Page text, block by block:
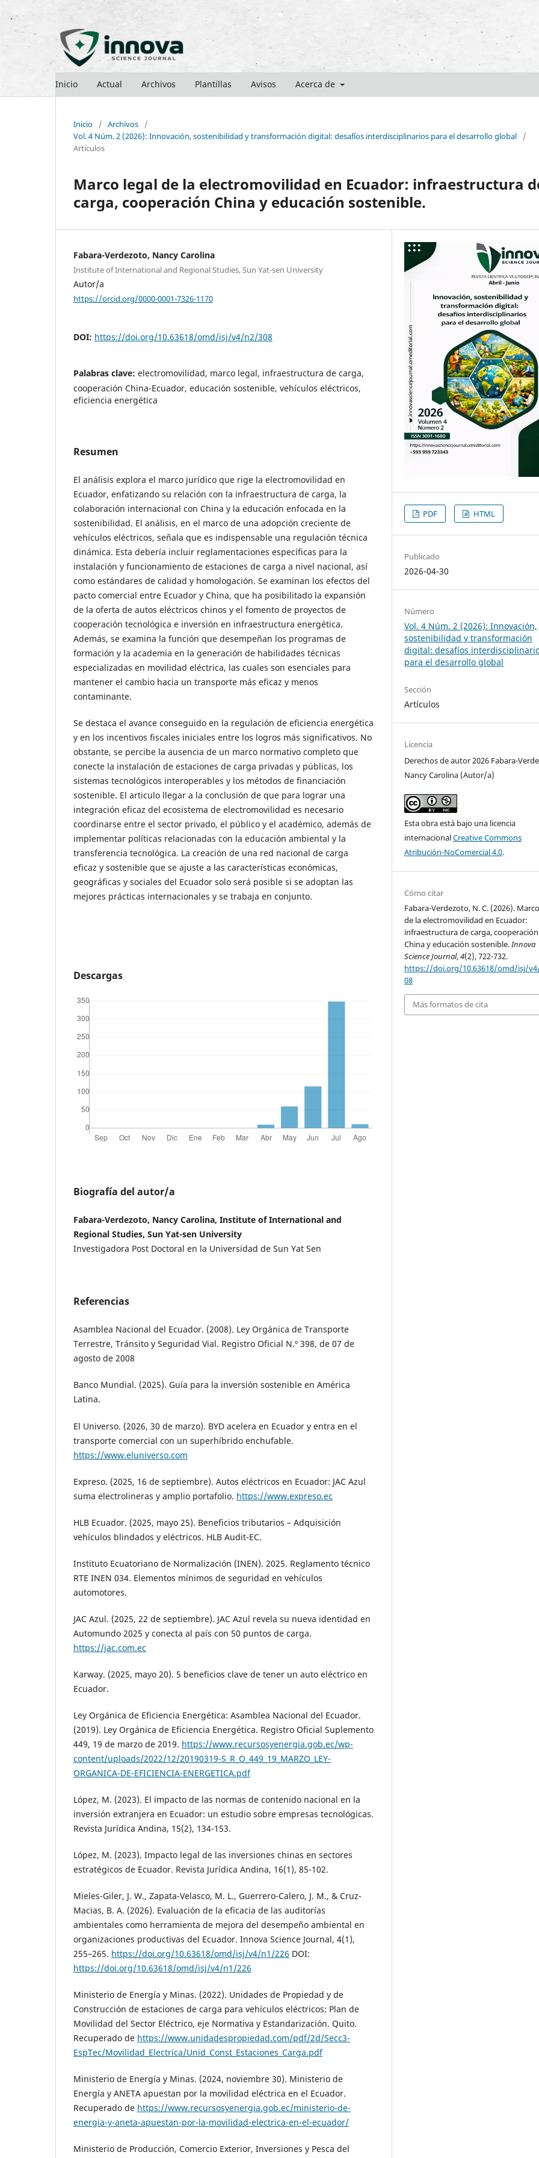
Inicio Actual Archivos Plantillas Avisos Acerca de
Inicio / Archivos
/
Vol. 4 Núm. 2 (2026): Innovación, sostenibilidad y transformación digital: desafíos interdisciplinarios para el desarrollo global
/
Artículos
Marco legal de la electromovilidad en Ecuador: infraestructura
carga, cooperación China y educación sostenible.
Fabara-Verdezoto, Nancy Carolina
Institute of International and Regional Studies, Sun Yat-sen University
Autor/a
https://orcid.org/0000-0001-7326-1170
DOI: https://doi.org/10.63618/omd/isj/v4/n2/308
Palabras clave: electromovilidad, marco legal, infraestructura de carga,
cooperación China-Ecuador, educación sostenible, vehículos eléctricos,
eficiencia energética
Resumen
El análisis explora el marco jurídico que rige la electromovilidad en
Ecuador, enfatizando su relación con la infraestructura de carga, la
colaboración internacional con China y la educación enfocada en la
sostenibilidad. El análisis, en el marco de una adopción creciente de
vehículos eléctricos, señala que es indispensable una regulación técnica
dinámica. Esta debería incluir reglamentaciones específicas para la
instalación y funcionamiento de estaciones de carga a nivel nacional, así
como estándares de calidad y homologación. Se examinan los efectos del
pacto comercial entre Ecuador y China, que ha posibilitado la expansión
de la oferta de autos eléctricos chinos y el fomento de proyectos de
cooperación tecnológica e inversión en infraestructura energética.
Además, se examina la función que desempeñan los programas de
formación y la academia en la generación de habilidades técnicas
especializadas en movilidad eléctrica, las cuales son esenciales para
mantener el cambio hacia un transporte más eficaz y menos
contaminante.
Se destaca el avance conseguido en la regulación de eficiencia energética
y en los incentivos fiscales iniciales entre los logros más significativos. No
obstante, se percibe la ausencia de un marco normativo completo que
conecte la instalación de estaciones de carga privadas y públicas, los
sistemas tecnológicos interoperables y los métodos de financiación
sostenible. El articulo llegar a la conclusión de que para lograr una
integración eficaz del ecosistema de electromovilidad es necesario
coordinarse entre el sector privado, el público y el académico, además de
implementar políticas relacionadas con la educación ambiental y la
transferencia tecnológica. La creación de una red nacional de carga
eficaz y sostenible que se ajuste a las características económicas,
geográficas y sociales del Ecuador solo será posible si se adoptan las
mejores prácticas internacionales y se trabaja en conjunto.
Descargas
Biografía del autor/a
Fabara-Verdezoto, Nancy Carolina, Institute of International and
Regional Studies, Sun Yat-sen University
Investigadora Post Doctoral en la Universidad de Sun Yat Sen
Referencias
Asamblea Nacional del Ecuador. (2008). Ley Orgánica de Transporte
Terrestre, Tránsito y Seguridad Vial. Registro Oficial N.º 398, de 07 de
agosto de 2008
Banco Mundial. (2025). Guía para la inversión sostenible en América
Latina.
El Universo. (2026, 30 de marzo). BYD acelera en Ecuador y entra en el
transporte comercial con un superhíbrido enchufable.
https://www.eluniverso.com
Expreso. (2025, 16 de septiembre). Autos eléctricos en Ecuador: JAC Azul
suma electrolineras y amplio portafolio. https://www.expreso.ec
HLB Ecuador. (2025, mayo 25). Beneficios tributarios – Adquisición
vehículos blindados y eléctricos. HLB Audit-EC.
Instituto Ecuatoriano de Normalización (INEN). 2025. Reglamento técnico
RTE INEN 034. Elementos mínimos de seguridad en vehículos
automotores.
JAC Azul. (2025, 22 de septiembre). JAC Azul revela su nueva identidad en
Automundo 2025 y conecta al país con 50 puntos de carga.
https://jac.com.ec
Karway. (2025, mayo 20). 5 beneficios clave de tener un auto eléctrico en
Ecuador.
Ley Orgánica de Eficiencia Energética: Asamblea Nacional del Ecuador.
(2019). Ley Orgánica de Eficiencia Energética. Registro Oficial Suplemento
449, 19 de marzo de 2019. https://www.recursosyenergia.gob.ec/wp-
content/uploads/2022/12/20190319-S_R_O_449_19_MARZO_LEY-
ORGANICA-DE-EFICIENCIA-ENERGETICA.pdf
López, M. (2023). El impacto de las normas de contenido nacional en la
inversión extranjera en Ecuador: un estudio sobre empresas tecnológicas.
Revista Jurídica Andina, 15(2), 134-153.
López, M. (2023). Impacto legal de las inversiones chinas en sectores
estratégicos de Ecuador. Revista Jurídica Andina, 16(1), 85-102.
Mieles-Giler, J. W., Zapata-Velasco, M. L., Guerrero-Calero, J. M., & Cruz-
Macias, B. A. (2026). Evaluación de la eficacia de las auditorías
ambientales como herramienta de mejora del desempeño ambiental en
organizaciones productivas del Ecuador. Innova Science Journal, 4(1),
255–265. https://doi.org/10.63618/omd/isj/v4/n1/226 DOI:
https://doi.org/10.63618/omd/isj/v4/n1/226
Ministerio de Energía y Minas. (2022). Unidades de Propiedad y de
Construcción de estaciones de carga para vehículos eléctricos: Plan de
Movilidad del Sector Eléctrico, eje Normativa y Estandarización. Quito.
Recuperado de https://www.unidadespropiedad.com/pdf/2d/Secc3-
EspTec/Movilidad_Electrica/Unid_Const_Estaciones_Carga.pdf
Ministerio de Energía y Minas. (2024, noviembre 30). Ministerio de
Energía y ANETA apuestan por la movilidad eléctrica en el Ecuador.
Recuperado de https://www.recursosyenergia.gob.ec/ministerio-de-
energia-y-aneta-apuestan-por-la-movilidad-electrica-en-el-ecuador/
Ministerio de Producción, Comercio Exterior, Inversiones y Pesca del
PDF HTML
Publicado
2026-04-30
Número
Vol. 4 Núm. 2 (2026): Innovación,
sostenibilidad y transformación
digital: desafíos
para el desarrollo global
Sección
Artículos
Licencia
Derechos de autor 2026 Fabara-
Nancy Carolina (Autor/a)
Esta obra está bajo una licencia
internacionalCreative Commons
Atribución-NoComercial 4.0.
Cómo citar
Fabara-Verdezoto, N. C. (2026).
de la electromovilidad en Ecuador:
infraestructura de carga, cooperación
China y educación sostenible.Innova
Science Journal,4(2), 722-732.
https://doi.org/10.63618/omd/isj/
08
Más formatos de cita